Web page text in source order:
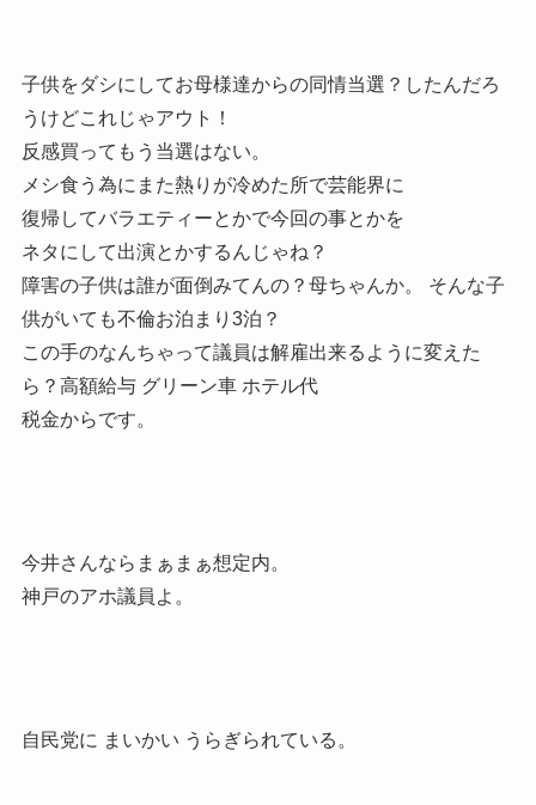
子供をダシにしてお母様達からの同情当選？したんだろ
うけどこれじゃアウト！
反感買ってもう当選はない。
メシ食う為にまた熱りが冷めた所で芸能界に
復帰してバラエティーとかで今回の事とかを
ネタにして出演とかするんじゃね？
障害の子供は誰が面倒みてんの？母ちゃんか。 そんな子
供がいても不倫お泊まり3泊？
この手のなんちゃって議員は解雇出来るように変えた
ら？高額給与 グリーン車 ホテル代
税金からです。
今井さんならまぁまぁ想定内。
神戸のアホ議員よ。
自民党に まいかい うらぎられている。